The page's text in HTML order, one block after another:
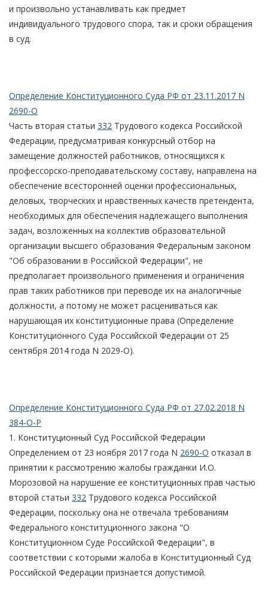
и произвольно устанавливать как предмет
индивидуального трудового спора, так и сроки обращения
в суд.
Определение Конституционного Суда РФ от 23.11.2017 N
2690-О
Часть вторая статьи 332 Трудового кодекса Российской
Федерации, предусматривая конкурсный отбор на
замещение должностей работников, относящихся к
профессорско-преподавательскому составу, направлена на
обеспечение всесторонней оценки профессиональных,
деловых, творческих и нравственных качеств претендента,
необходимых для обеспечения надлежащего выполнения
задач, возложенных на коллектив образовательной
организации высшего образования Федеральным законом
"Об образовании в Российской Федерации", не
предполагает произвольного применения и ограничения
прав таких работников при переводе их на аналогичные
должности, а потому не может расцениваться как
нарушающая их конституционные права (Определение
Конституционного Суда Российской Федерации от 25
сентября 2014 года N 2029-О).
Определение Конституционного Суда РФ от 27.02.2018 N
384-О-Р
1. Конституционный Суд Российской Федерации
Определением от 23 ноября 2017 года N 2690-О отказал в
принятии к рассмотрению жалобы гражданки И.О.
Морозовой на нарушение ее конституционных прав частью
второй статьи 332 Трудового кодекса Российской
Федерации, поскольку она не отвечала требованиям
Федерального конституционного закона "О
Конституционном Суде Российской Федерации", в
соответствии с которыми жалоба в Конституционный Суд
Российской Федерации признается допустимой.